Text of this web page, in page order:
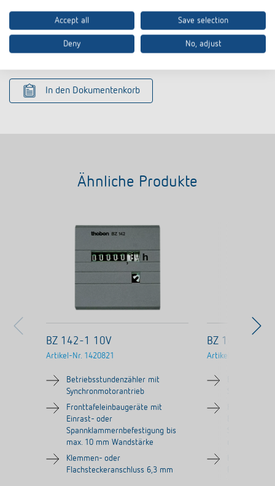
CE
Konformitätserklärung
BZ 142-1-CE declaration of
conformity (206,6 kB)
BZ 142-1 (277,3 kB)
In den Dokumentenkorb
Ähnliche Produkte
BZ 142-1 10V
Artikel-Nr. 1420821
Betriebsstundenzähler mit
Synchronmotorantrieb
Fronttafeleinbaugeräte mit
Einrast- oder
Spannklammernbefestigung bis
max. 10 mm Wandstärke
Klemmen- oder
Flachsteckeranschluss 6,3 mm
BZ 142-1
Artikel-Nr.
Accept all Save selection
Deny No, adjust